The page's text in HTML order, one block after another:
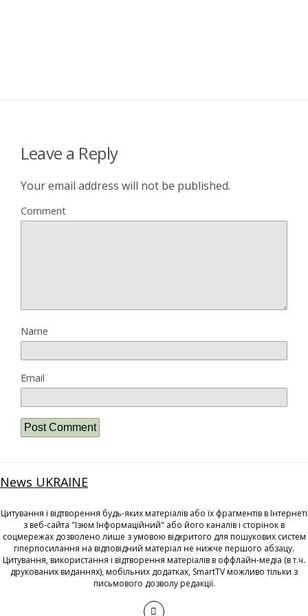
Leave a Reply
Your email address will not be published.
Comment
Name
Email
News UKRAINE
Цитування і відтворення будь-яких матеріалів або їх фрагментів в Інтернеті
з веб-сайта "Ізюм Інформаційний" або його каналів і сторінок в
соцмережах дозволено лише з умовою відкритого для пошукових систем
гіперпосилання на відповідний матеріал не нижче першого абзацу.
Цитування, використання і відтворення матеріалів в оффлайн-медіа (в т.ч.
друкованих виданнях), мобільних додатках, SmartTV можливо тільки з
письмового дозволу редакції.